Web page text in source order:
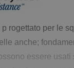
p rogettato per le
anche;
essere